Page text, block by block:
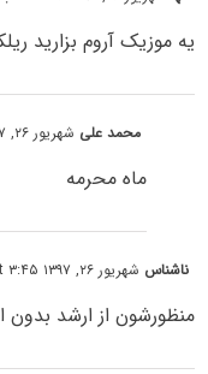
یه موزیک آروم بزارید
محمد علی شهریور ۲۶, ۱۳۹۷ at ۴:۰۱ ب٫ظ
ماه محرمه
ناشناس شهریور ۲۶, ۱۳۹۷ at ۳:۴۵ ب٫ظ
منظورشون از ارشد بدون